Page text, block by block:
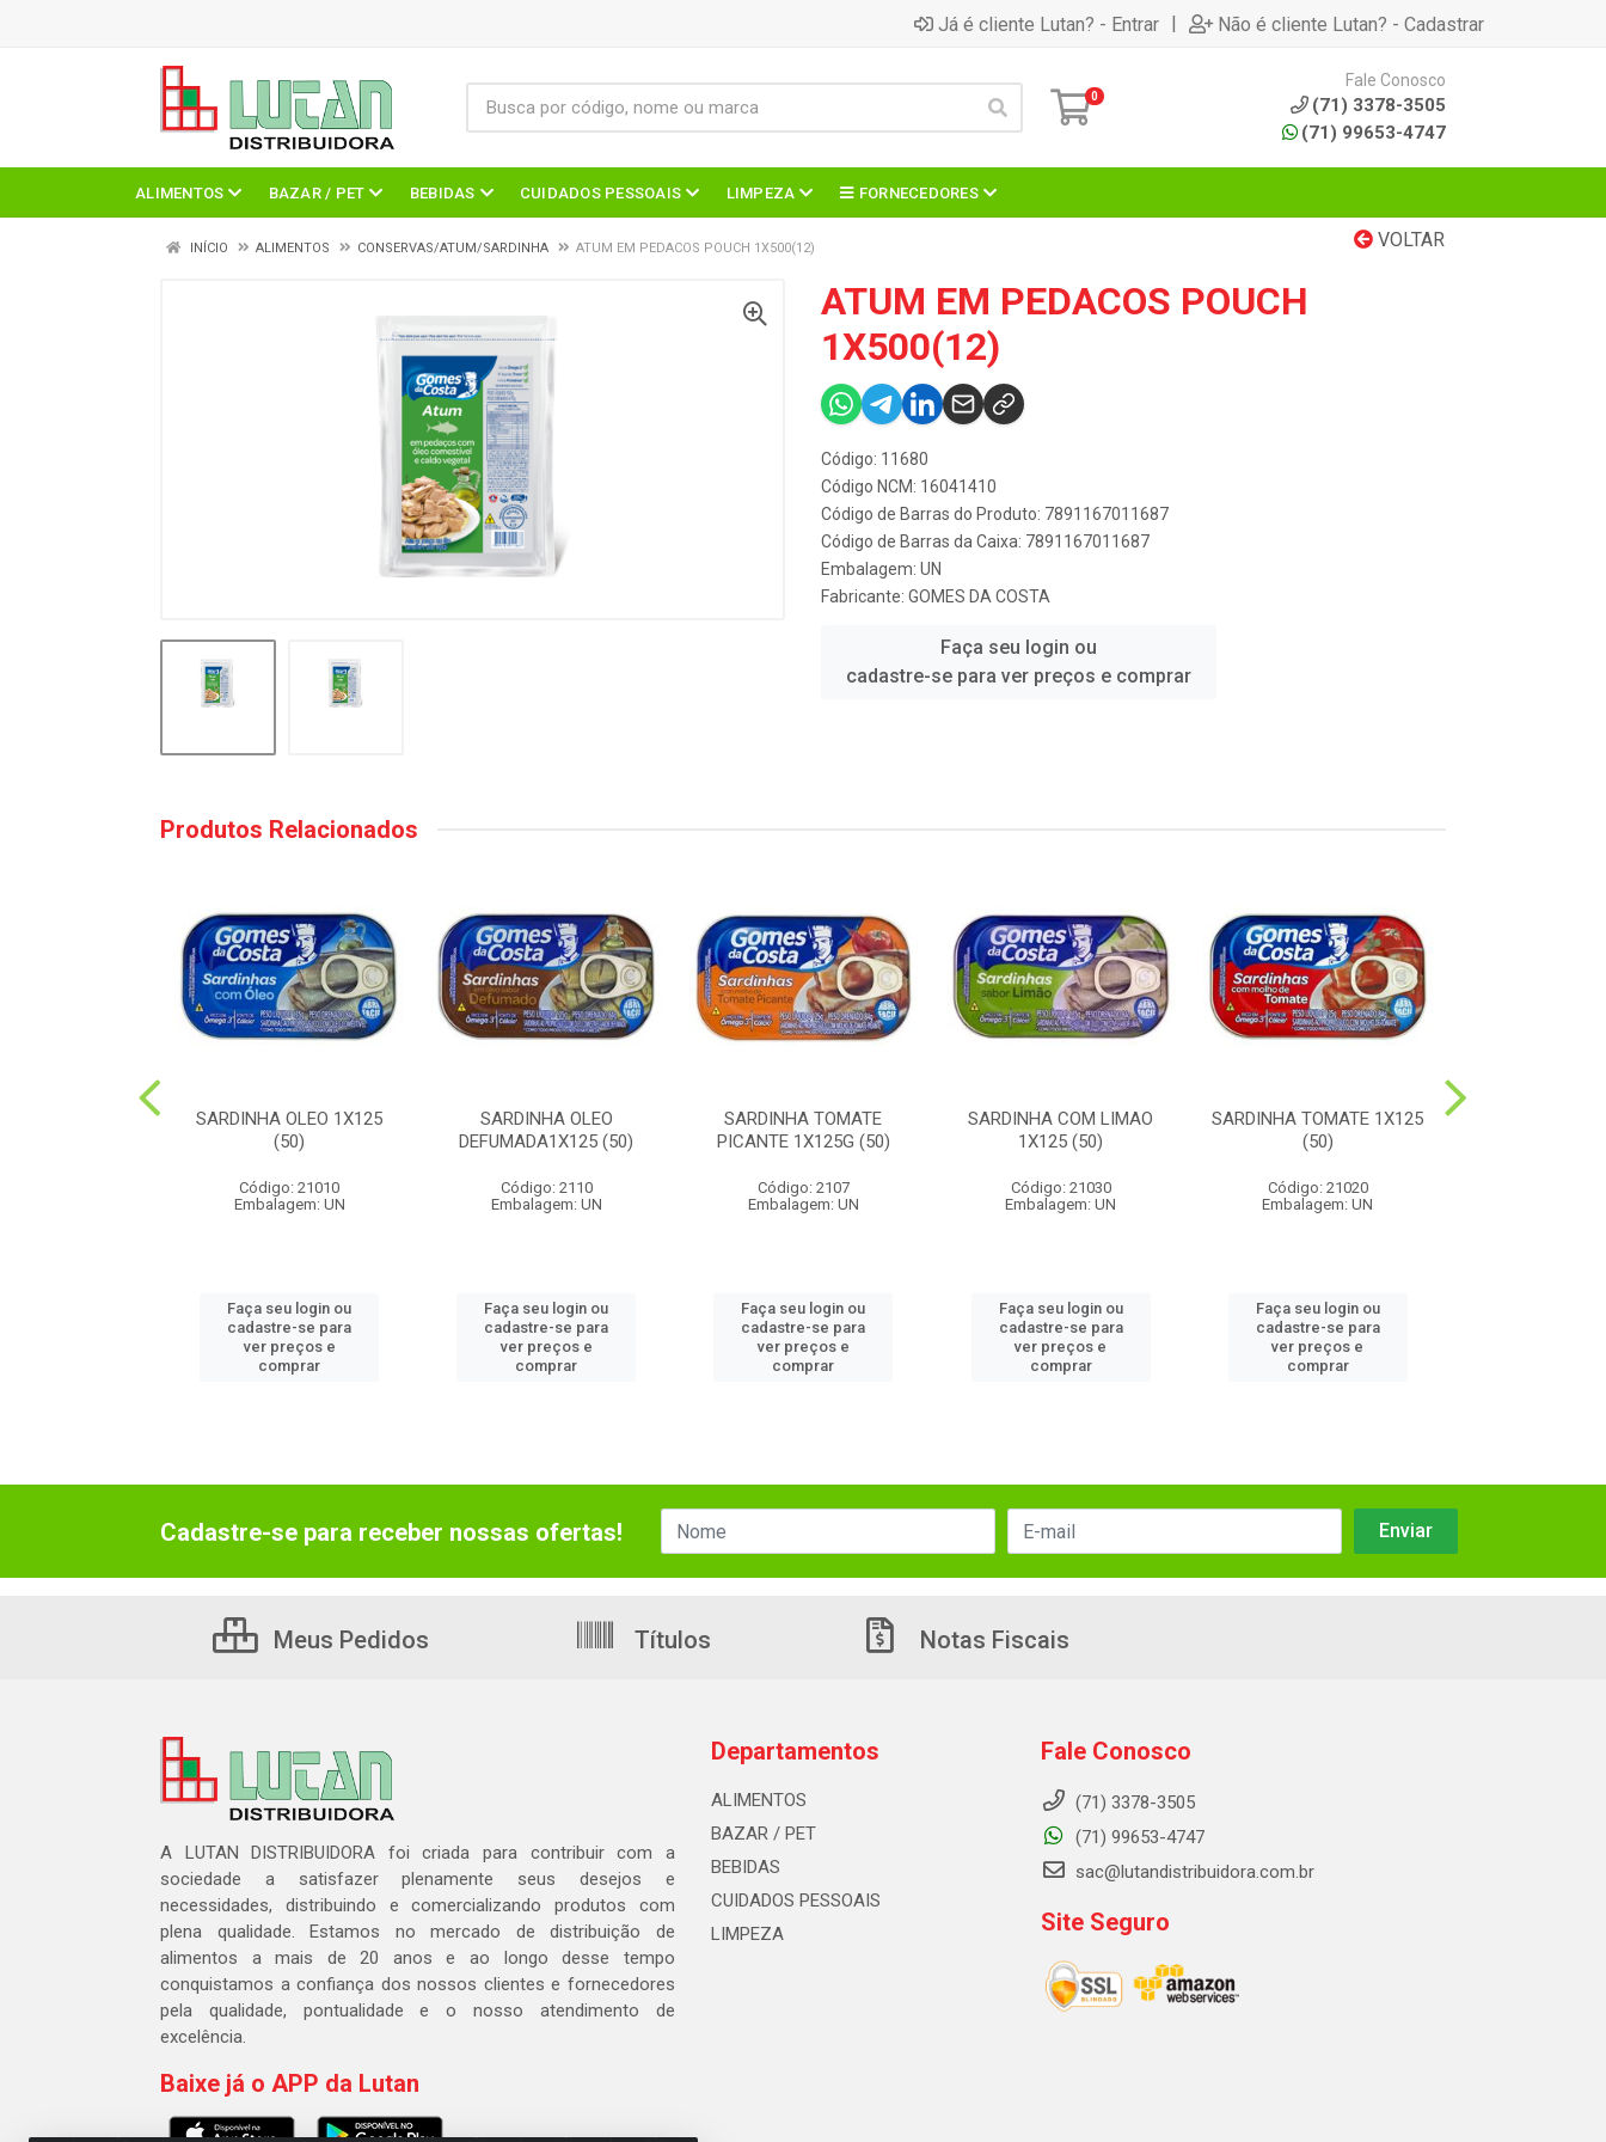
Já é cliente Lutan? - Entrar | Não é cliente Lutan? - Cadastrar
0
Fale Conosco
(71) 3378-3505
(71) 99653-4747
ALIMENTOS BAZAR / PET BEBIDAS CUIDADOS PESSOAIS LIMPEZA FORNECEDORES
VOLTAR
INÍCIO ALIMENTOS CONSERVAS/ATUM/SARDINHA ATUM EM PEDACOS POUCH 1X500(12)
ATUM EM PEDACOS POUCH
1X500(12)
Código: 11680
Código NCM: 16041410
Código de Barras do Produto: 7891167011687
Código de Barras da Caixa: 7891167011687
Embalagem: UN
Fabricante: GOMES DA COSTA
Faça seu login ou
cadastre-se para ver preços e comprar
Produtos Relacionados
SARDINHA OLEO 1X125
(50)
Código: 21010
Embalagem: UN
Faça seu login ou
cadastre-se para
ver preços e
comprar
SARDINHA OLEO
DEFUMADA1X125 (50)
Código: 2110
Embalagem: UN
Faça seu login ou
cadastre-se para
ver preços e
comprar
SARDINHA TOMATE
PICANTE 1X125G (50)
Código: 2107
Embalagem: UN
Faça seu login ou
cadastre-se para
ver preços e
comprar
SARDINHA COM LIMAO
1X125 (50)
Código: 21030
Embalagem: UN
Faça seu login ou
cadastre-se para
ver preços e
comprar
SARDINHA TOMATE 1X125
(50)
Código: 21020
Embalagem: UN
Faça seu login ou
cadastre-se para
ver preços e
comprar
Cadastre-se para receber nossas ofertas!
Meus Pedidos Títulos Notas Fiscais
A LUTAN DISTRIBUIDORA foi criada para contribuir com a
sociedade a satisfazer plenamente seus desejos e
necessidades, distribuindo e comercializando produtos com
plena qualidade. Estamos no mercado de distribuição de
alimentos a mais de 20 anos e ao longo desse tempo
conquistamos a confiança dos nossos clientes e fornecedores
pela qualidade, pontualidade e o nosso atendimento de
excelência.
Baixe já o APP da Lutan
Departamentos
ALIMENTOS
BAZAR / PET
BEBIDAS
CUIDADOS PESSOAIS
LIMPEZA
Fale Conosco
(71) 3378-3505
(71) 99653-4747
sac@lutandistribuidora.com.br
Site Seguro